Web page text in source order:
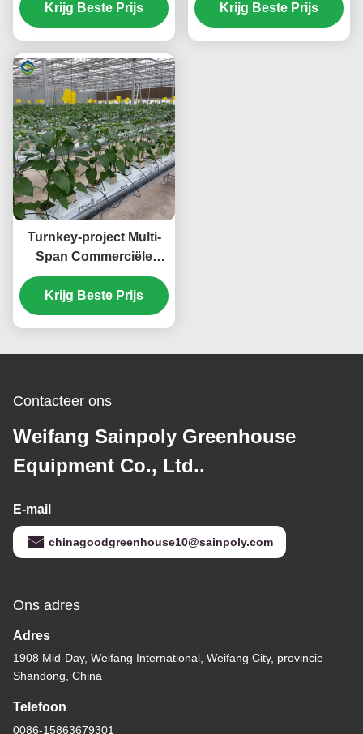
System Assembly
Vereiste Groenhouses
Krijg Beste Prijs
Grote glazen kassen
Krijg Beste Prijs
Turnkey-project Multi-
Span Commerciële
hydroponische
kaswaterdichtheid
Krijg Beste Prijs
Contacteer ons
Weifang Sainpoly Greenhouse
Equipment Co., Ltd..
E-mail
chinagoodgreenhouse10@sainpoly.com
Ons adres
Adres
1908 Mid-Day, Weifang International, Weifang City, provincie
Shandong, China
Telefoon
0086-15863679301